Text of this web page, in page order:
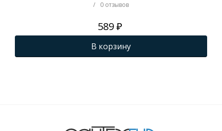
/ 0 отзывов
589 ₽
В корзину